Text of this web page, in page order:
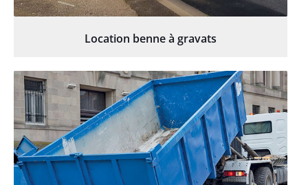
Location benne à gravats